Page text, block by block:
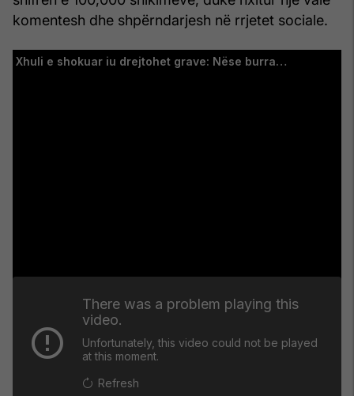
komentesh dhe shpërndarjesh në rrjetet sociale.